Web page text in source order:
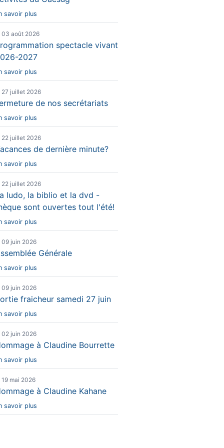
savoir plus
03 août 2026
spectacle vivant
2027
savoir plus
27 juillet 2026
de nos secrétariats
savoir plus
22 juillet 2026
de dernière minute?
savoir plus
22 juillet 2026
ludo, la biblio et la dvd -
sont ouvertes tout l'été!
savoir plus
09 juin 2026
Générale
savoir plus
09 juin 2026
fraicheur samedi 27 juin
savoir plus
02 juin 2026
à Claudine Bourrette
savoir plus
19 mai 2026
à Claudine Kahane
savoir plus